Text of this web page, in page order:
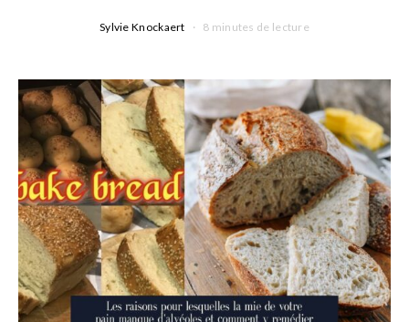
Sylvie Knockaert 8 minutes de lecture